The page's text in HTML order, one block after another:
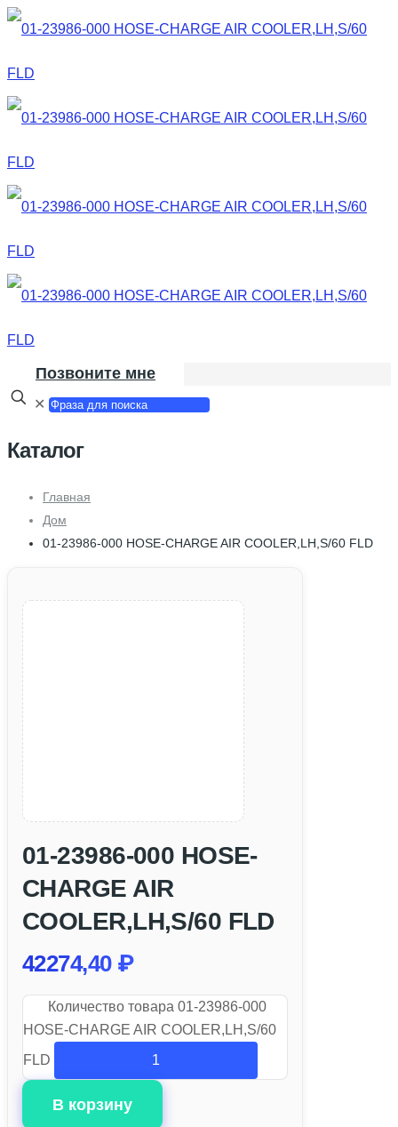
Позвоните мне
✕
Каталог
Главная
Дом
01-23986-000 HOSE-CHARGE AIR COOLER,LH,S/60 FLD
01-23986-000 HOSE-
CHARGE AIR
COOLER,LH,S/60 FLD
42274,40 ₽
Количество товара 01-23986-000
HOSE-CHARGE AIR COOLER,LH,S/60
FLD
В корзину